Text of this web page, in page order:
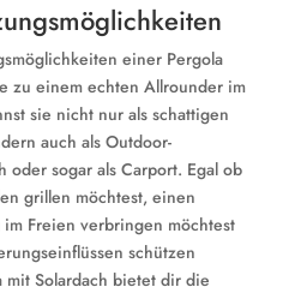
einer Pergola
zu einem echten Allrounder im
sie nicht nur als schattigen
auch als Outdoor-
oder sogar als Carport. Egal ob
grillen möchtest, einen
Freien verbringen möchtest
schützen
Solardach bietet dir die